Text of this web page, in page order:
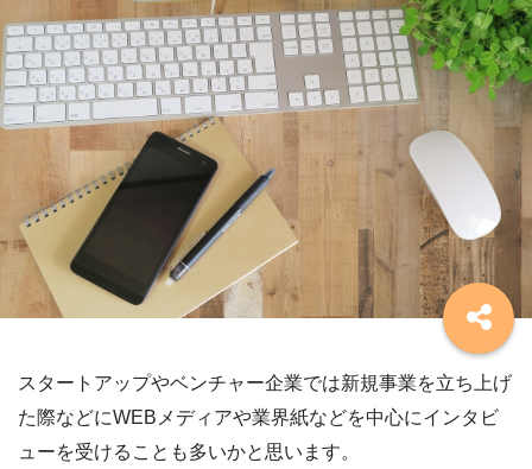
スタートアップやベンチャー企業では新規事業を立ち上げ
た際などにWEBメディアや業界紙などを中心にインタビ
ューを受けることも多いかと思います。